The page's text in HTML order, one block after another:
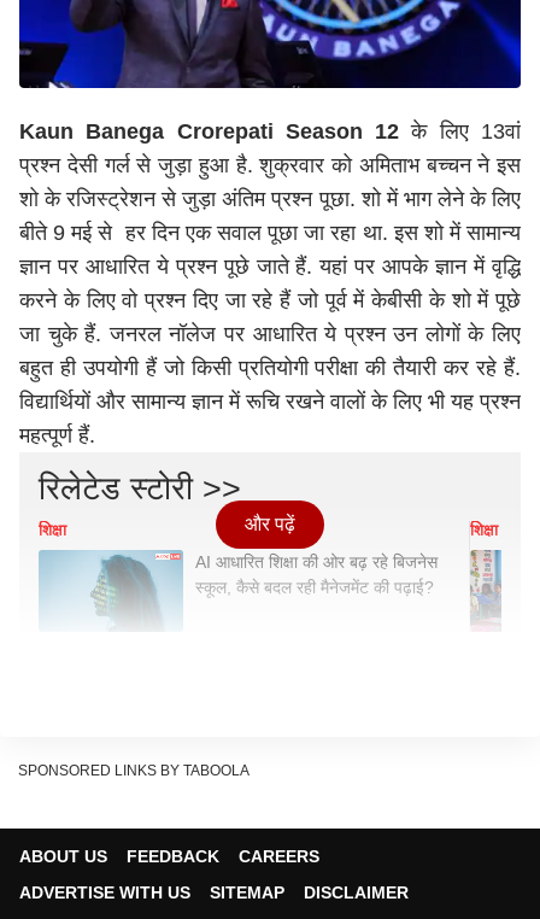
Kaun Banega Crorepati Season 12 के लिए 13वां
प्रश्न देसी गर्ल से जुड़ा हुआ है. शुक्रवार को अमिताभ बच्चन ने इस
शो के रजिस्ट्रेशन से जुड़ा अंतिम प्रश्न पूछा. शो में भाग लेने के लिए
बीते 9 मई से हर दिन एक सवाल पूछा जा रहा था. इस शो में सामान्य
ज्ञान पर आधारित ये प्रश्न पूछे जाते हैं. यहां पर आपके ज्ञान में वृद्धि
करने के लिए वो प्रश्न दिए जा रहे हैं जो पूर्व में केबीसी के शो में पूछे
जा चुके हैं. जनरल नॉलेज पर आधारित ये प्रश्न उन लोगों के लिए
बहुत ही उपयोगी हैं जो किसी प्रतियोगी परीक्षा की तैयारी कर रहे हैं.
विद्यार्थियों और सामान्य ज्ञान में रूचि रखने वालों के लिए भी यह प्रश्न
महत्पूर्ण हैं.
रिलेटेड स्टोरी >>
शिक्षा
AI आधारित शिक्षा की ओर बढ़ रहे बिजनेस
स्कूल, कैसे बदल रही मैनेजमेंट की पढ़ाई?
शिक्षा
अक्सर ‘सही पकडे है’ का उपयोग करता है?
A. विभूति मिश्रा
B. अनीता भाभी
उत्तर:D. अंगूरी भाभी
और पढ़ें
SPONSORED LINKS BY TABOOLA
ABOUT US FEEDBACK
CAREERS
ADVERTISE WITH US
SITEMAP DISCLAIMER